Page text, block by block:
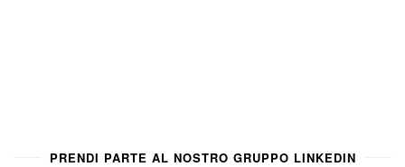
PRENDI PARTE AL NOSTRO GRUPPO LINKEDIN